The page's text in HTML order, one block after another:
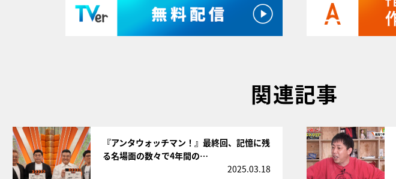
関連記事
『アンタウォッチマン！』最終回、記憶に残
る名場面の数々で4年間の…
2025.03.18